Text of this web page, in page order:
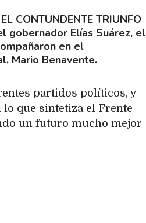
CONTUNDENTE TRIUNFO
gobernador Elías Suárez, el
en el
Mario Benavente.
partidos políticos, y
que sintetiza el Frente
un futuro mucho mejor